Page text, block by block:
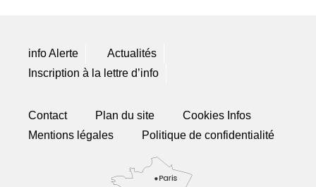
info Alerte
Actualités
Inscription à la lettre d’info
Contact Plan du site
Cookies Infos
Mentions légales
Politique de confidentialité